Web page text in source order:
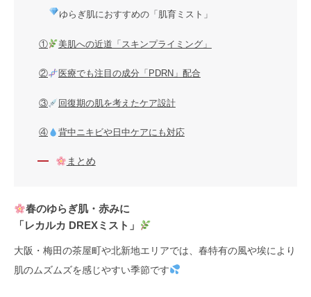
ゆらぎ肌におすすめの「肌育ミスト」
① 美肌への近道「スキンプライミング」
② 医療でも注目の成分「PDRN」配合
③ 回復期の肌を考えたケア設計
④ 背中ニキビや日中ケアにも対応
まとめ
春のゆらぎ肌・赤みに
「レカルカ DREXミスト」
大阪・梅田の茶屋町や北新地エリアでは、春特有の風や埃により
肌のムズムズを感じやすい季節です